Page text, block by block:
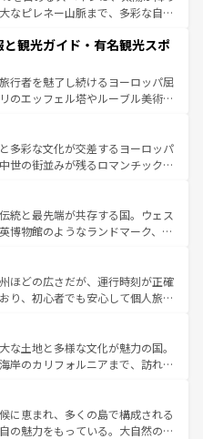
のイタリア料理を堪能することも
、忘れられない旅をしてみよう！
報は
なピレネー山脈まで、多彩な自然
、情熱的なフラメンコ、熱気あふ
いタパスが生活の一部となってい
練された雰囲気や、バルセロナの
、地方では古代ローマ遺跡や中世
や気候が異なるスペインはその個
性で訪れる人を魅了する。 なお、新着のスペイン情報は コ
ほしい。
観光ガイド・有名観光スポ
行者を魅了し続けるヨーロッパ屈
のエッフェル塔やルーブル美術館
ている。華麗な宮殿、歴史的な大
して豊かな自然が、訪れる者を心
ランスは美食の国としても知ら
地であるランス、プロヴァンスの
ど、多彩な楽しみ方が可能だ。さ
も魅力が溢れており、どの街角に
れぞれで全く異なる文化を体験で
なお、新着のフランス情報はコンテンツ一覧
多彩な文化が交差するヨーロッパ
世の街並みが残るロマンチック街
を歩いても飽きることがない。ベ
イエルン州のアルプスの絶景、そ
ン畑といった風景は必見。ビール
てほしい。 なお、新着の
一覧を参照してほしい。
統と最先端が共存する国。ウェス
博物館のようなランドマーク、歴
ある。また、優雅なアフタヌーン
たまらない英国パブ、サッカー観
できる体験も豊富。イギリスを旅
い。
ほどの広さだが、運行時刻が正確
り、初心者でも安心して個人旅行
や、スイスならではのユニークな
観光だけでなく町歩きも満喫する
得が高いため物価も高いが、旅行
しむこともできる。 なお、新
ンツ一覧 を参照してほしい。
な土地と多様な文化が魅力の国。
岸のカリフォルニアまで、訪れる
光、ショッピング、エンターテイ
的なスポットだ。一方、アメリカ
、グランドキャニオンやイエロー
に恵まれ、多くの島で構成される
の魅力をもっている。大自然の神